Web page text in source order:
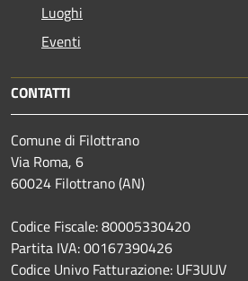
Luoghi
Eventi
CONTATTI
Comune di Filottrano
Via Roma, 6
60024 Filottrano (AN)
Codice Fiscale: 80005330420
Partita IVA: 00167390426
Codice Univo Fatturazione: UF3UUV